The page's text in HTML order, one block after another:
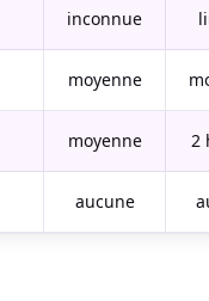
inconnue
moyenne
moyenne 2
aucune